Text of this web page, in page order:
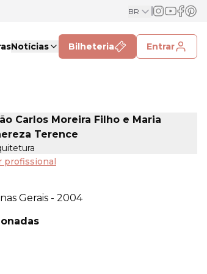
BR
Notícias Bilheteria Entrar
Carlos Moreira Filho e Maria
Terence
profissional
Gerais - 2004